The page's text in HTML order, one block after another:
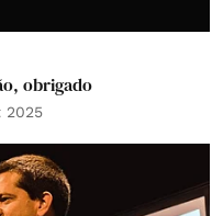
obrigado
2025